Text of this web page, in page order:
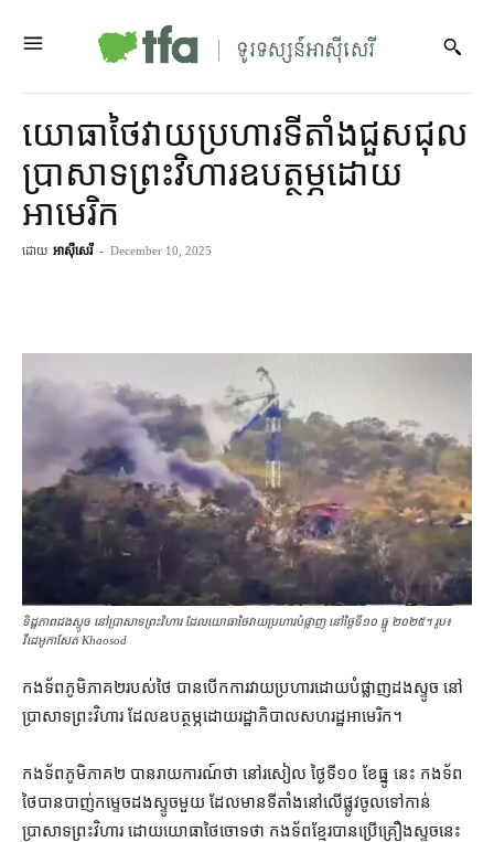
យោធា​ថៃ​វាយប្រហារ​ទីតាំង​ជួសជុល​
ប្រាសាទ​ព្រះវិហារ​ឧបត្ថម្ភ​ដោយ​
អាមេរិក
ដោយ អាស៊ីសេរី - December 10, 2025
ទិដ្ឋភាព​ដង​ស្ទូច នៅ​ប្រាសាទ​ព្រះវិហារ ដែល​យោធា​ថៃ​វាយ​ប្រហារ​​បំផ្លាញ នៅ​ថ្ងៃ​ទី១០ ធ្នូ ២០២៥។ រូប៖
វីដេអូ​កាសែត Khaosod
កងទ័ព​ភូមិភាគ​២​របស់​ថៃ បាន​បើក​ការវាយប្រហារ​ដោយ​បំផ្លាញ​ដង​ស្ទូច នៅ​
ប្រាសាទ​ព្រះវិហារ ដែល​ឧបត្ថម្ភ​ដោយ​រដ្ឋាភិបាល​សហរដ្ឋអាមេរិក។
កងទ័ព​ភូមិភាគ​២ បាន​រាយការណ៍​ថា នៅ​រសៀល ថ្ងៃទី​១០ ខែធ្នូ នេះ កងទ័ព​
ថៃ​បាន​បាញ់​កម្ទេច​ដង​ស្ទូច​មួយ ដែល​មាន​ទីតាំងនៅ​លើ​ផ្លូវ​ចូល​ទៅ​កាន់​
ប្រាសាទព្រះវិហារ ដោយ​យោធា​ថៃ​ចោទ​ថា កងទ័ព​ខ្មែរ​បាន​ប្រើ​គ្រឿង​ស្ទូច​នេះ